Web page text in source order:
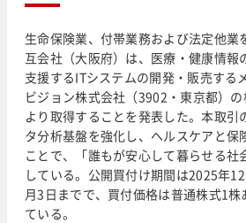
生命保険業、付帯業務および法定他業
互会社（大阪府）は、医療・健康情報
支援するITシステムの開発・販売する
ビジョン株式会社（3902・東京都）
より取得することを発表した。本取引
タ分析基盤を強化し、ヘルスケアと保
ことで、「誰もが安心して暮らせる社
している。公開買付け期間は2025年
月3日までで、買付価格は普通株式1
ている。